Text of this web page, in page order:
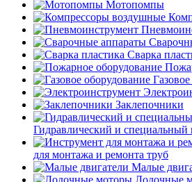
Мотопомпы
Сварка
Заклепочники
Гидравлический и специальный
для монтажа и ремонта труб
Малые
Лодочные